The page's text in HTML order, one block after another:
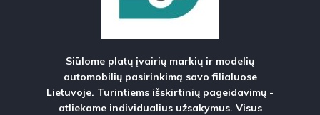
Siūlome platų įvairių markių ir modelių
automobilių pasirinkimą savo filialuose
Lietuvoje. Turintiems išskirtinių pageidavimų -
atliekame individualius užsakymus. Visus